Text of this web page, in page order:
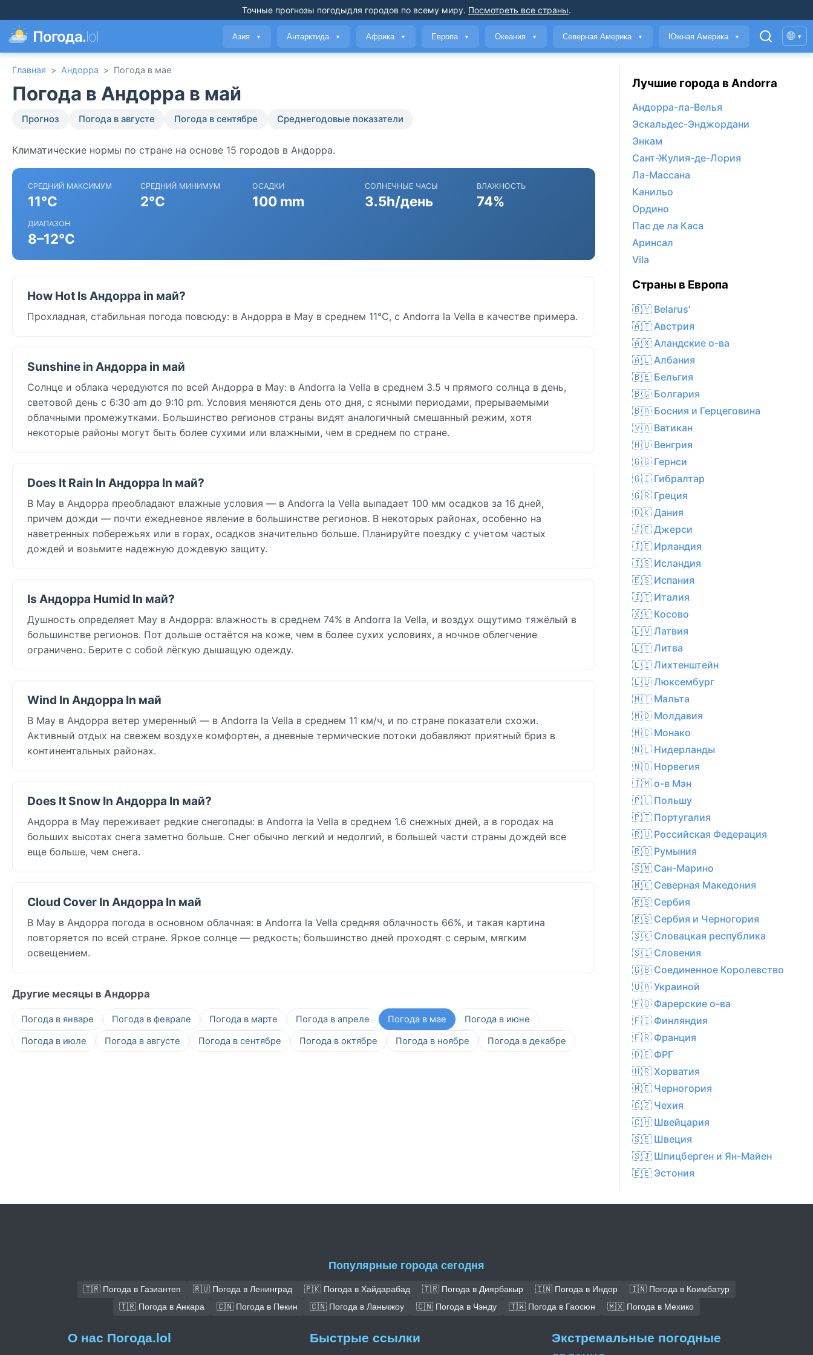
Точные прогнозы погодыдля городов по всему миру. Посмотреть все страны.
Погода.lol Азия ▼ Антарктида ▼ Африка ▼ Европа ▼ Океания ▼ Северная Америка ▼ Южная Америка ▼ 🌐 ▾
Главная > Андорра > Погода в мае
Погода в Андорра в май
Прогноз Погода в августе Погода в сентябре Среднегодовые показатели
Климатические нормы по стране на основе 15 городов в Андорра.
СРЕДНИЙ МАКСИМУМ
11°C
СРЕДНИЙ МИНИМУМ
2°C
ОСАДКИ
100 mm
СОЛНЕЧНЫЕ ЧАСЫ
3.5h/день
ВЛАЖНОСТЬ
74%
ДИАПАЗОН
8–12°C
How Hot Is Андорра in май?
Прохладная, стабильная погода повсюду: в Андорра в May в среднем 11°C, с Andorra la Vella в качестве примера.
Sunshine in Андорра in май
Солнце и облака чередуются по всей Андорра в May: в Andorra la Vella в среднем 3.5 ч прямого солнца в день,
световой день с 6:30 am до 9:10 pm. Условия меняются день ото дня, с ясными периодами, прерываемыми
облачными промежутками. Большинство регионов страны видят аналогичный смешанный режим, хотя
некоторые районы могут быть более сухими или влажными, чем в среднем по стране.
Does It Rain In Андорра In май?
В May в Андорра преобладают влажные условия — в Andorra la Vella выпадает 100 мм осадков за 16 дней,
причем дожди — почти ежедневное явление в большинстве регионов. В некоторых районах, особенно на
наветренных побережьях или в горах, осадков значительно больше. Планируйте поездку с учетом частых
дождей и возьмите надежную дождевую защиту.
Is Андорра Humid In май?
Душность определяет May в Андорра: влажность в среднем 74% в Andorra la Vella, и воздух ощутимо тяжёлый в
большинстве регионов. Пот дольше остаётся на коже, чем в более сухих условиях, а ночное облегчение
ограничено. Берите с собой лёгкую дышащую одежду.
Wind In Андорра In май
В May в Андорра ветер умеренный — в Andorra la Vella в среднем 11 км/ч, и по стране показатели схожи.
Активный отдых на свежем воздухе комфортен, а дневные термические потоки добавляют приятный бриз в
континентальных районах.
Does It Snow In Андорра In май?
Андорра в May переживает редкие снегопады: в Andorra la Vella в среднем 1.6 снежных дней, а в городах на
больших высотах снега заметно больше. Снег обычно легкий и недолгий, в большей части страны дождей все
еще больше, чем снега.
Cloud Cover In Андорра In май
В May в Андорра погода в основном облачная: в Andorra la Vella средняя облачность 66%, и такая картина
повторяется по всей стране. Яркое солнце — редкость; большинство дней проходят с серым, мягким
освещением.
Другие месяцы в Андорра
Погода в январе Погода в феврале Погода в марте Погода в апреле Погода в мае
Погода в июне
Погода в июле
Погода в августе Погода в сентябре Погода в октябре Погода в ноябре Погода в декабре
Лучшие города в Andorra
Андорра-ла-Велья
Эскальдес-Энджордани
Энкам
Сант-Жулия-де-Лория
Ла-Массана
Канильо
Ордино
Пас де ла Каса
Аринсал
Vila
Страны в Европа
🇧🇾 Belarus’
🇦🇹 Австрия
🇦🇽 Аландские о-ва
🇦🇱 Албания
🇧🇪 Бельгия
🇧🇬 Болгария
🇧🇦 Босния и Герцеговина
🇻🇦 Ватикан
🇭🇺 Венгрия
🇬🇬 Гернси
🇬🇮 Гибралтар
🇬🇷 Греция
🇩🇰 Дания
🇯🇪 Джерси
🇮🇪 Ирландия
🇮🇸 Исландия
🇪🇸 Испания
🇮🇹 Италия
🇽🇰 Косово
🇱🇻 Латвия
🇱🇹 Литва
🇱🇮 Лихтенштейн
🇱🇺 Люксембург
🇲🇹 Мальта
🇲🇩 Молдавия
🇲🇨 Монако
🇳🇱 Нидерланды
🇳🇴 Норвегия
🇮🇲 о-в Мэн
🇵🇱 Польшу
🇵🇹 Португалия
🇷🇺 Российская Федерация
🇷🇴 Румыния
🇸🇲 Сан-Марино
🇲🇰 Северная Македония
🇷🇸 Сербия
🇷🇸 Сербия и Черногория
🇸🇰 Словацкая республика
🇸🇮 Словения
🇬🇧 Соединенное Королевство
🇺🇦 Украиной
🇫🇴 Фарерские о-ва
🇫🇮 Финляндия
🇫🇷 Франция
🇩🇪 ФРГ
🇭🇷 Хорватия
🇲🇪 Черногория
🇨🇿 Чехия
🇨🇭 Швейцария
🇸🇪 Швеция
🇸🇯 Шпицберген и Ян-Майен
🇪🇪 Эстония
Популярные города сегодня
🇹🇷 Погода в Газиантеп 🇷🇺 Погода в Ленинград 🇵🇰 Погода в Хайдарабад 🇹🇷 Погода в Диярбакыр 🇮🇳 Погода в Индор
🇮🇳 Погода в Коимбатур
🇹🇷 Погода в Анкара
🇨🇳 Погода в Пекин 🇨🇳 Погода в Ланьчжоу 🇨🇳 Погода в Чэнду 🇹🇼 Погода в Гаосюн 🇲🇽 Погода в Мехико
О нас Погода.lol Быстрые ссылки
Экстремальные погодные